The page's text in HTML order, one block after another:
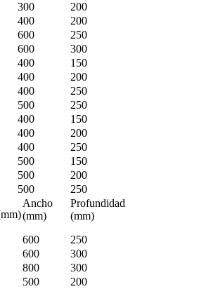
300
200
400
200
600
250
600
300
400
150
400
200
400
250
500
250
400
150
400
200
400
250
500
150
500
200
500
250
Ancho
(mm)
Profundidad
(mm)
600
250
600
300
800
300
500
200